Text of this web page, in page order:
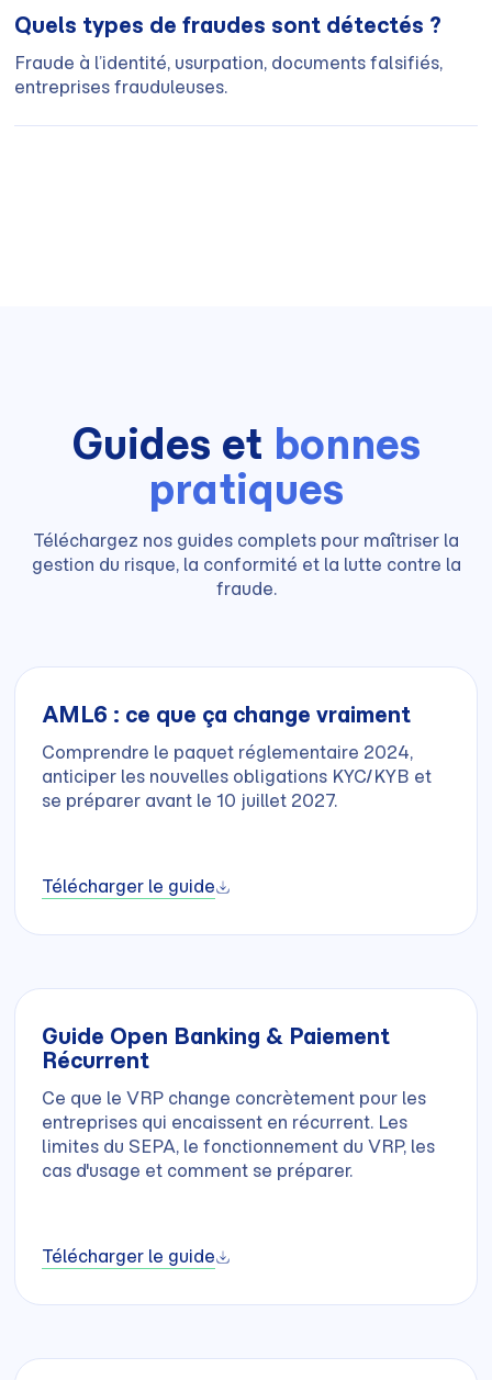
Quels types de fraudes sont détectés ?
Fraude à l’identité, usurpation, documents falsifiés,
entreprises frauduleuses.
Guides et bonnes
pratiques
Téléchargez nos guides complets pour maîtriser la
gestion du risque, la conformité et la lutte contre la
fraude.
AML6 : ce que ça change vraiment
Comprendre le paquet réglementaire 2024,
anticiper les nouvelles obligations KYC/KYB et
se préparer avant le 10 juillet 2027.
Télécharger le guide
Guide Open Banking & Paiement
Récurrent
Ce que le VRP change concrètement pour les
entreprises qui encaissent en récurrent. Les
limites du SEPA, le fonctionnement du VRP, les
cas d'usage et comment se préparer.
Télécharger le guide